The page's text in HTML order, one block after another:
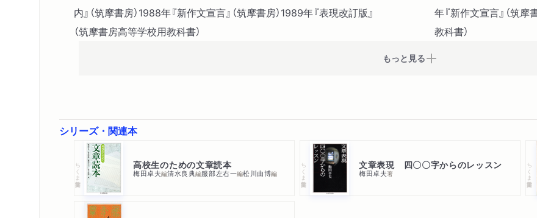
12 不健康のままで生
13 独裁者の結びの演
15 隠喩としての病
16 ユーモラスな現代
17 一握の大理石の砂
18 中国の近代と日本
〔手帖4〕矛盾を引き受
内』（筑摩書房）1988年『新作文宣言』（筑摩書房）1989年『表現改訂版』
（筑摩書房高等学校用教科書）
年『新作文宣言』（筑
教科書）
もっと見る
シリーズ・関連本
ちくま学芸文庫 高校生のための文章読本
梅田卓夫編清水良典編服部左右一編松川由博編 ちくま学芸文庫 文章表現 四〇〇字からのレッスン
梅田卓夫著 ちくま学芸文庫